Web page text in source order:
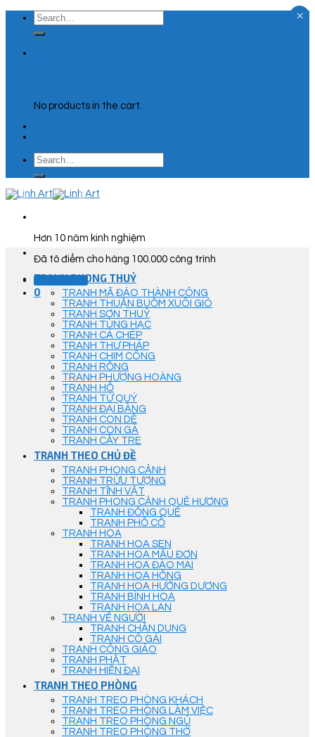
Skip
content
Search
for:
No products in the cart.
Search
for:
Hơn 10 năm kinh nghiệm
Đã tô điểm cho hàng 100.000 công trình
Góc Tư Vấn
0
TRANH PHONG THUỶ
TRANH MÃ ĐÁO THÀNH CÔNG
TRANH THUẬN BUỒM XUÔI GIÓ
TRANH SƠN THUỶ
TRANH TÙNG HẠC
TRANH CÁ CHÉP
TRANH THƯ PHÁP
TRANH CHIM CÔNG
TRANH RỒNG
TRANH PHƯỢNG HOÀNG
TRANH HỔ
TRANH TỨ QUÝ
TRANH ĐẠI BÀNG
TRANH CON DÊ
TRANH CON GÀ
TRANH CÂY TRE
TRANH THEO CHỦ ĐỀ
TRANH PHONG CẢNH
TRANH TRỪU TƯỢNG
TRANH TĨNH VẬT
TRANH PHONG CẢNH QUÊ HƯƠNG
TRANH ĐỒNG QUÊ
TRANH PHỐ CỔ
TRANH HOA
TRANH HOA SEN
TRANH HOA MẪU ĐƠN
TRANH HOA ĐÀO MAI
TRANH HOA HỒNG
TRANH HOA HƯỚNG DƯƠNG
TRANH BÌNH HOA
TRANH HOA LAN
TRANH VẼ NGƯỜI
TRANH CHÂN DUNG
TRANH CÔ GÁI
TRANH CÔNG GIÁO
TRANH PHẬT
TRANH HIỆN ĐẠI
TRANH THEO PHÒNG
TRANH TREO PHÒNG KHÁCH
TRANH TREO PHÒNG LÀM VIỆC
TRANH TREO PHÒNG NGỦ
TRANH TREO PHÒNG THỜ
×